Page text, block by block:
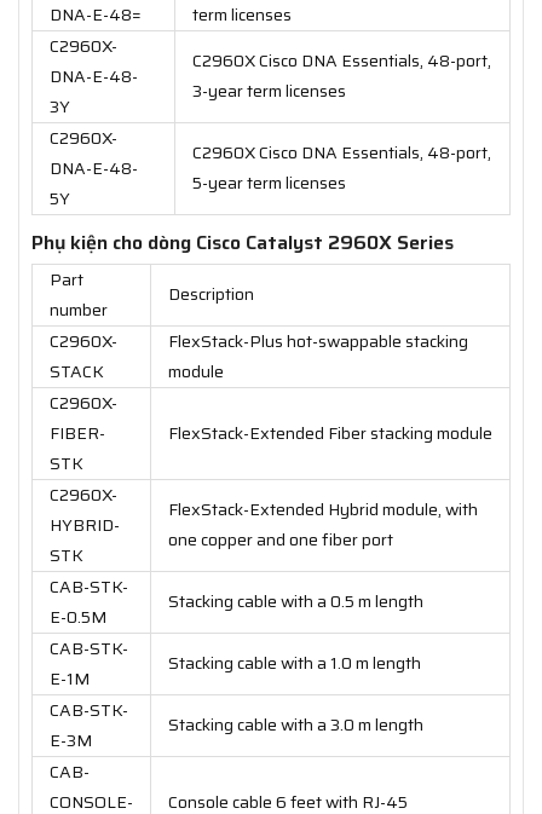
DNA-E-48=
term licenses
C2960X-
DNA-E-48-
3Y
C2960X Cisco DNA Essentials, 48-port,
3-year term licenses
C2960X-
DNA-E-48-
5Y
C2960X Cisco DNA Essentials, 48-port,
5-year term licenses
Phụ kiện cho dòng Cisco Catalyst 2960X Series
Part
number
Description
C2960X-
STACK
FlexStack-Plus hot-swappable stacking
module
C2960X-
FIBER-
STK
FlexStack-Extended Fiber stacking module
C2960X-
HYBRID-
STK
FlexStack-Extended Hybrid module, with
one copper and one fiber port
CAB-STK-
E-0.5M
Stacking cable with a 0.5 m length
CAB-STK-
E-1M
Stacking cable with a 1.0 m length
CAB-STK-
E-3M
Stacking cable with a 3.0 m length
CAB-
CONSOLE-
Console cable 6 feet with RJ-45